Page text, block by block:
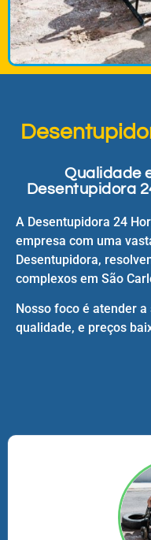
Qualidade
Desentupidora
A Desentupidora 24
empresa com uma
Desentupidora,
complexos em São
Nosso foco é atender
qualidade, e preços